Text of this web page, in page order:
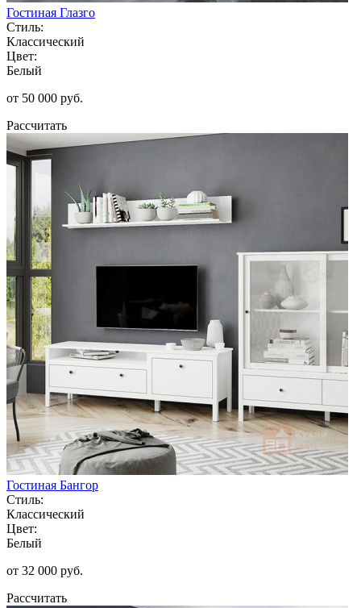
Гостиная Глазго
Стиль:
Классический
Цвет:
Белый
от 50 000 руб.
Рассчитать
Гостиная Бангор
Стиль:
Классический
Цвет:
Белый
от 32 000 руб.
Рассчитать